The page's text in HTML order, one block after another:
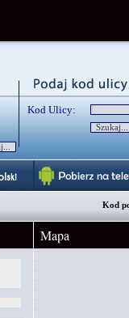
Kod Ulicy:
Kod
Mapa